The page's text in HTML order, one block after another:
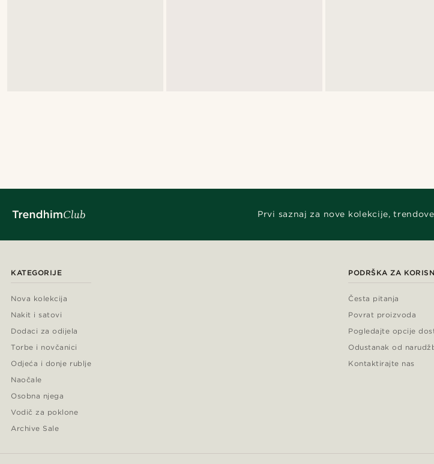
Prvi saznaj za nove kolekcije,
KATEGORIJE
Nova kolekcija
Nakit i satovi
Dodaci za odijela
Torbe i novčanici
Odjeća i donje rublje
Naočale
Osobna njega
Vodič za poklone
Archive Sale
PODRŠKA ZA
Česta pitanja
Povrat proizvoda
Pogledajte opcije
Odustanak od
Kontaktirajte nas